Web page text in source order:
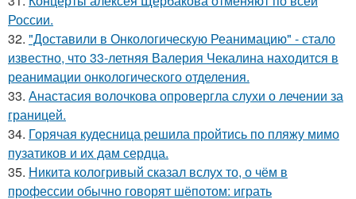
России.
32. "Доставили в Онкологическую Реанимацию" - стало
известно, что 33-летняя Валерия Чекалина находится в
реанимации онкологического отделения.
33. Анастасия волочкова опровергла слухи о лечении за
границей.
34. Горячая кудесница решила пройтись по пляжу мимо
пузатиков и их дам сердца.
35. Никита кологривый сказал вслух то, о чём в
профессии обычно говорят шёпотом: играть